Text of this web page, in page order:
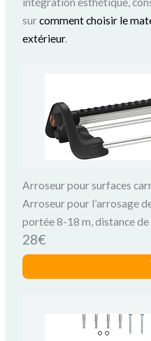
surcomment choisir le
extérieur.
Arroseur pour surfaces
Arroseur pour l’arrosage
portée 8-18 m, distance
métallique intégré (18702-
28€